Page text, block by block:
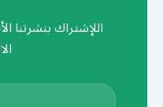
اللإشتراك بنشرتنا